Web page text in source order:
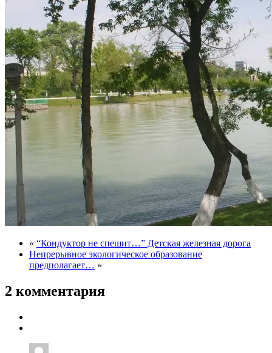
« “Кондуктор не спешит…” Детская железная дорога
Непрерывное экологическое образование
предполагает… »
2 комментария